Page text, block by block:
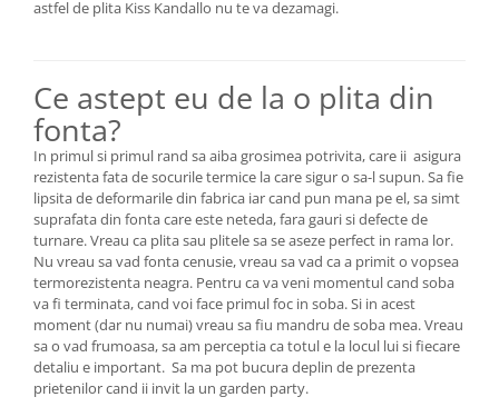
astfel de plita Kiss Kandallo nu te va dezamagi.
Ce astept eu de la o plita din
fonta?
In primul si primul rand sa aiba grosimea potrivita, care ii asigura
rezistenta fata de socurile termice la care sigur o sa-l supun. Sa fie
lipsita de deformarile din fabrica iar cand pun mana pe el, sa simt
suprafata din fonta care este neteda, fara gauri si defecte de
turnare. Vreau ca plita sau plitele sa se aseze perfect in rama lor.
Nu vreau sa vad fonta cenusie, vreau sa vad ca a primit o vopsea
termorezistenta neagra. Pentru ca va veni momentul cand soba
va fi terminata, cand voi face primul foc in soba. Si in acest
moment (dar nu numai) vreau sa fiu mandru de soba mea. Vreau
sa o vad frumoasa, sa am perceptia ca totul e la locul lui si fiecare
detaliu e important. Sa ma pot bucura deplin de prezenta
prietenilor cand ii invit la un garden party.